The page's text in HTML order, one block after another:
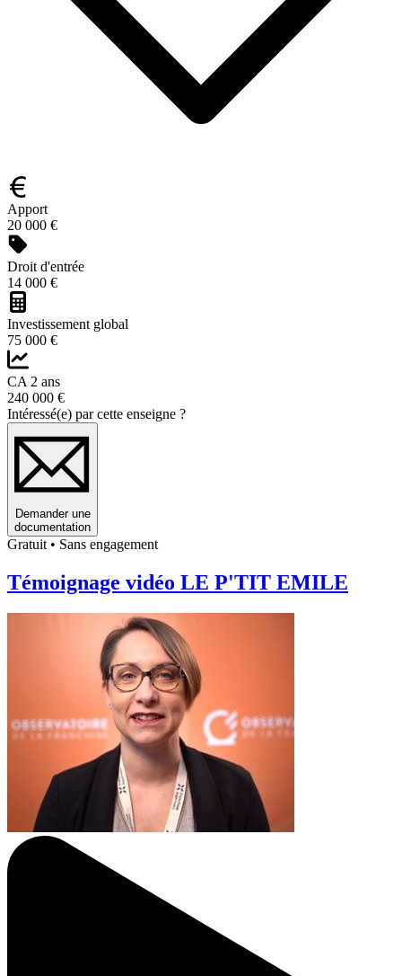
Apport
20 000 €
Droit d'entrée
14 000 €
Investissement global
75 000 €
CA 2 ans
240 000 €
Intéressé(e) par cette enseigne ?
Demander une
documentation
Gratuit • Sans engagement
Témoignage vidéo LE P'TIT EMILE